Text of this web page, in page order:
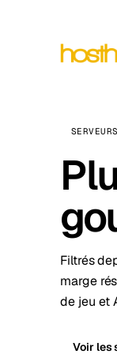
Filtrés
marge
de jeu et
Voir les